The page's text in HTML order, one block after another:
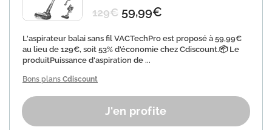
129€ 59,99€
L'aspirateur balai sans fil VACTechPro est proposé à 59,99€
au lieu de 129€, soit 53% d'économie chez Cdiscount.📦 Le
produitPuissance d'aspiration de ...
Bons plans Cdiscount
J'en profite